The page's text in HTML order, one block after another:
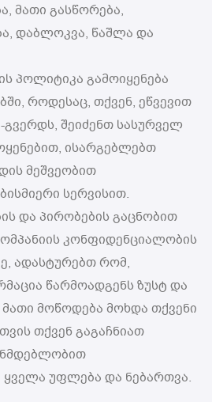
მათი გასწორება,
დაბლოკვა, წაშლა და
პოლიტიკა გამოიყენება
როდესაც, თქვენ, ეწვევით
გვერდს, შეიძენთ სასურველ
ისარგებლებთ
მეშვეობით
სერვისით.
და პირობების გაცნობით
კონფიდენციალობის
ადასტურებთ რომ,
წარმოადგენს ზუსტ და
მათი მოწოდება მოხდა თქვენი
თქვენ გაგაჩნიათ
უფლება და ნებართვა.